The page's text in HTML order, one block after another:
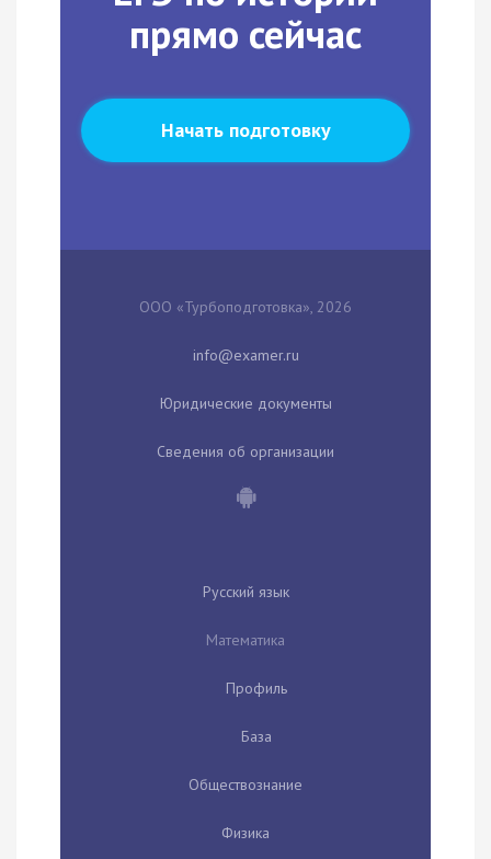
прямо сейчас
Начать подготовку
ООО «Турбоподготовка», 2026
Юридические документы
Сведения об организации
Русский язык
Математика
Профиль
База
Обществознание
Физика